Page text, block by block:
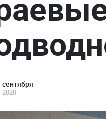
сентября
2020